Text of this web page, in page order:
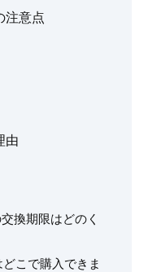
注意点
由
換期限はどのく
こで購入できま